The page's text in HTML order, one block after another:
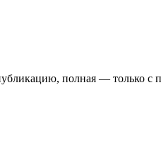
полная — только с